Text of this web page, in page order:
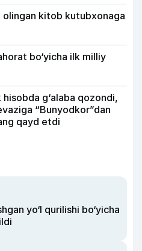
kitob kutubxonaga
bo‘yicha ilk milliy
g‘alaba qozondi,
“Bunyodkor”dan
qayd etdi
yo‘l qurilishi bo‘yicha